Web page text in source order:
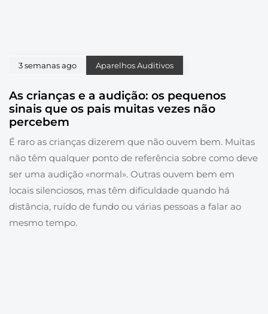
3 semanas ago Aparelhos Auditivos
As crianças e a audição: os pequenos
sinais que os pais muitas vezes não
percebem
É raro as crianças dizerem que não ouvem bem. Muitas
não têm qualquer ponto de referência sobre como deve
ser uma audição «normal». Outras ouvem bem em
locais silenciosos, mas têm dificuldade quando há
distância, ruído de fundo ou várias pessoas a falar ao
mesmo tempo.